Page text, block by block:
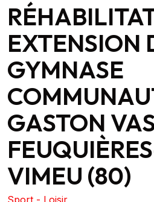
EXTENSION
GYMNASE
GASTON
VIMEU (80)
Sport - Loisir